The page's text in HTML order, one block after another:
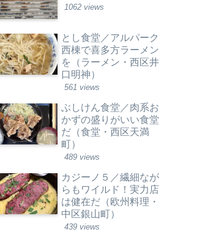
1062 views
とし食堂／アルパーク
西棟で喜多方ラーメン
を（ラーメン・西区井
口明神）
561 views
ぶしけん食堂／肉系お
かずの盛りがいい食堂
だ（食堂・西区天満
町）
489 views
カジーノ５／繊細なが
らもワイルド！実力店
は健在だ（欧州料理・
中区銀山町）
439 views